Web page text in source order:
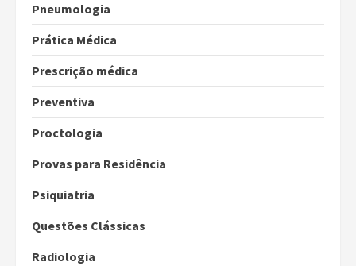
Pneumologia
Prática Médica
Prescrição médica
Preventiva
Proctologia
Provas para Residência
Psiquiatria
Questões Clássicas
Radiologia